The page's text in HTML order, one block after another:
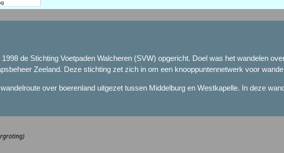
de Stichting Voetpaden Walcheren (SVW) opgericht. Doel was het wandelen
Zeeland. Deze stichting zet zich in om een knooppuntennetwerk voor
over boerenland uitgezet tussen Middelburg en Westkapelle. In deze